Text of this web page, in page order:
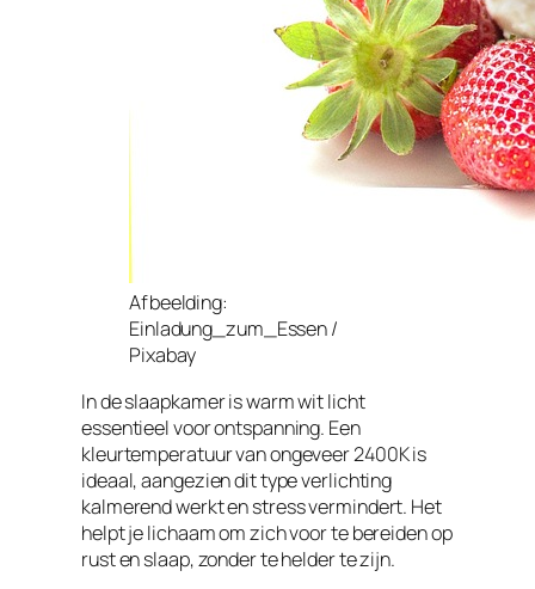
Afbeelding:
Einladung_zum_Essen /
Pixabay
In de slaapkamer is warm wit licht
essentieel voor ontspanning. Een
kleurtemperatuur van ongeveer 2400K is
ideaal, aangezien dit type verlichting
kalmerend werkt en stress vermindert. Het
helpt je lichaam om zich voor te bereiden op
rust en slaap, zonder te helder te zijn.